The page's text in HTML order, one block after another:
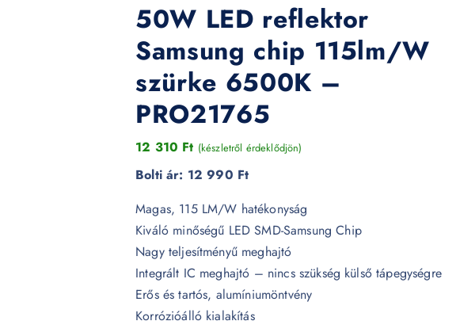
50W LED reflektor
Samsung chip 115lm/W
szürke 6500K –
PRO21765
12 310 Ft (készletről érdeklődjön)
Bolti ár: 12 990 Ft
Magas, 115 LM/W hatékonyság
Kiváló minőségű LED SMD-Samsung Chip
Nagy teljesítményű meghajtó
Integrált IC meghajtó – nincs szükség külső tápegységre
Erős és tartós, alumíniumöntvény
Korrózióálló kialakítás